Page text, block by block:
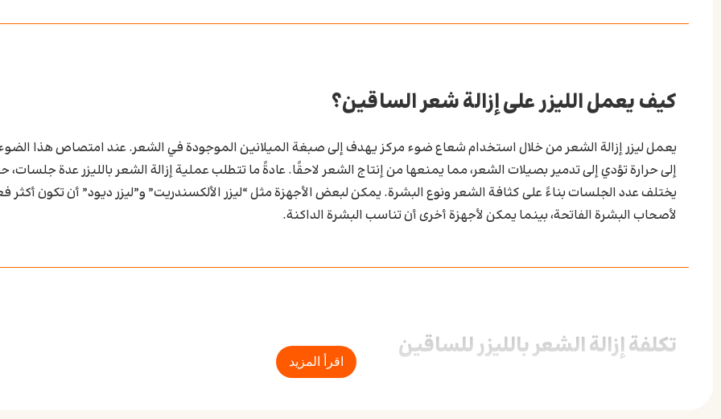
كيف يعمل الليزر على إزالة شعر الساقين؟
يعمل ليزر إزالة الشعر من خلال استخدام شعاع ضوء مركز يهدف إلى صبغة الميلانين الموجودة في الشعر. عند امتصاص هذا
إلى حرارة تؤدي إلى تدمير بصيلات الشعر، مما يمنعها من إنتاج الشعر لاحقًا. عادةً ما تتطلب عملية إزالة الشعر بالليزر عدة جلسات،
يختلف عدد الجلسات بناءً على كثافة الشعر ونوع البشرة. يمكن لبعض الأجهزة مثل “ليزر الألكسندريت” و”ليزر ديود” أن تكون أكثر
لأصحاب البشرة الفاتحة، بينما يمكن لأجهزة أخرى أن تناسب البشرة الداكنة.
تكلفة إزالة الشعر بالليزر للساقين اقرأ المزيد